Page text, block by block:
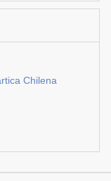
Chilena